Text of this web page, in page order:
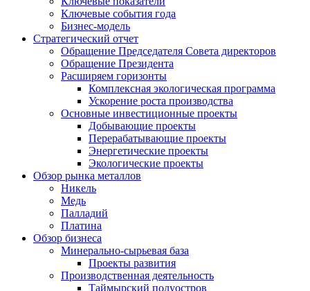
Ключевые события года
Бизнес-модель
Стратегический отчет
Обращение Председателя Совета директоров
Обращение Президента
Расширяем горизонты
Комплексная экологическая программа
Ускорение роста производства
Основные инвестиционные проекты
Добывающие проекты
Перерабатывающие проекты
Энергетические проекты
Экологические проекты
Обзор рынка металлов
Никель
Медь
Палладий
Платина
Обзор бизнеса
Минерально-сырьевая база
Проекты развития
Производственная деятельность
Таймырский полуостров